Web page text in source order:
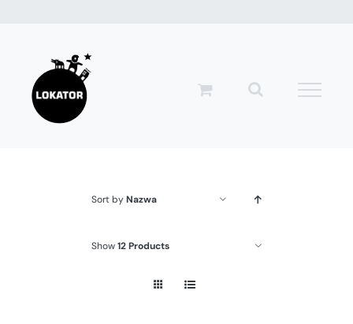
zawartości
Sort byNazwa
Show12 Products